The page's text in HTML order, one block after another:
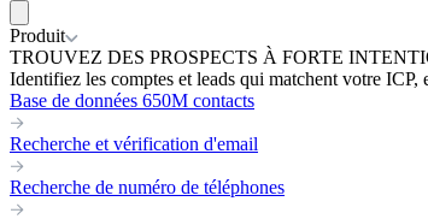
Produit
TROUVEZ DES PROSPECTS À FORTE
Identifiez les comptes et leads qui matchent votre ICP,
Base de données 650M contacts
Recherche et vérification d'email
Recherche de numéro de téléphones